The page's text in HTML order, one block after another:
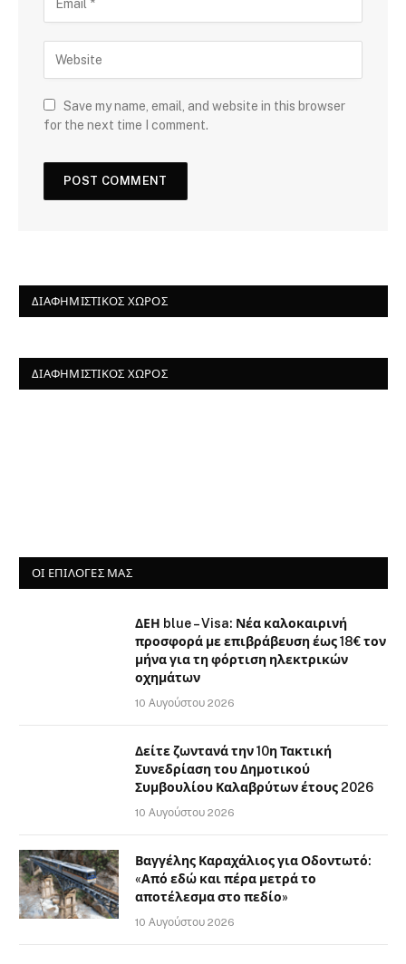
Save my name, email, and website in this browser
for the next time I comment.
ΔΙΑΦΗΜΙΣΤΙΚΌΣ ΧΏΡΟΣ
ΔΙΑΦΗΜΙΣΤΙΚΌΣ ΧΏΡΟΣ
ΟΙ ΕΠΙΛΟΓΈΣ ΜΑΣ
ΔΕΗ blue – Visa: Νέα καλοκαιρινή
προσφορά με επιβράβευση έως 18€ τον
μήνα για τη φόρτιση ηλεκτρικών
οχημάτων
10 Αυγούστου 2026
Δείτε ζωντανά την 10η Τακτική
Συνεδρίαση του Δημοτικού
Συμβουλίου Καλαβρύτων έτους 2026
10 Αυγούστου 2026
Βαγγέλης Καραχάλιος για Οδοντωτό:
«Από εδώ και πέρα μετρά το
αποτέλεσμα στο πεδίο»
10 Αυγούστου 2026